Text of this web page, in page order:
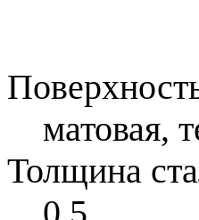
матовая,
Толщина